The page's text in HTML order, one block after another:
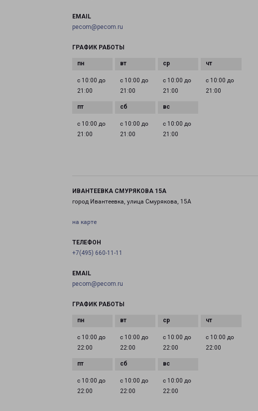
EMAIL
pecom@pecom.ru
ГРАФИК РАБОТЫ
с 10:00 до
21:00
с 10:00 до
21:00
с 10:00 до
21:00
с 10:00 до
21:00
с 10:00 до
21:00
с 10:00 до
21:00
с 10:00 до
21:00
ИВАНТЕЕВКА СМУРЯКОВА 15А
город Ивантеевка, улица Смурякова, 15А
на карте
ТЕЛЕФОН
+7(495) 660-11-11
EMAIL
pecom@pecom.ru
ГРАФИК РАБОТЫ
с 10:00 до
22:00
с 10:00 до
22:00
с 10:00 до
22:00
с 10:00 до
22:00
с 10:00 до
22:00
с 10:00 до
22:00
с 10:00 до
22:00